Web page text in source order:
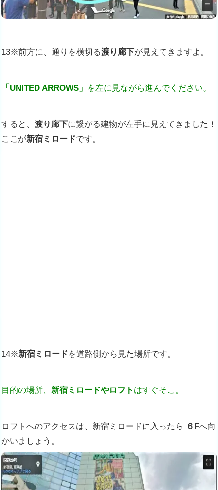
13※前方に、通りを横切る渡り廊下が見えてきますよ。
「UNITED ARROWS」 を左に見ながら進んでください。
すると、 渡り廊下に繋がる建物が左手に見えてきました！
ここが新宿ミロードです。
14※新宿ミロードを道路側から見た場所です。
目的の場所、 新宿ミロードやロフト はすぐそこ。
ロフトへのアクセスは、新宿ミロードに入ったら ６Fへ向
かいましょう。